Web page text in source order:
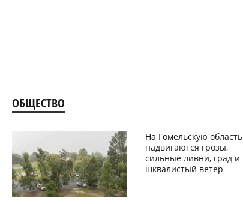
ОБЩЕСТВО
На Гомельскую область
надвигаются грозы,
сильные ливни, град и
шквалистый ветер